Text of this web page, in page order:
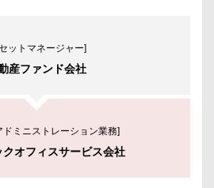
ットマネージャー]
産ファンド会社
ドミニストレーション業務]
クオフィスサービス会社